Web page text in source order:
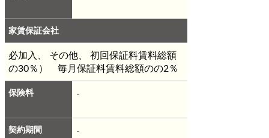
家賃保証会社
必加入、 その他、 初回保証料賃料総額
の30％） 毎月保証料賃料総額のの2％
保険料 -
契約期間 -